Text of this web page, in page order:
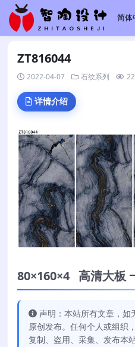
ZT816044
2022-04-07 石纹系列
详情介绍
80×160×4 高清大板
声明：本站所有文章，如
原创发布。任何个人或组织
复制、盗用、采集、发布本